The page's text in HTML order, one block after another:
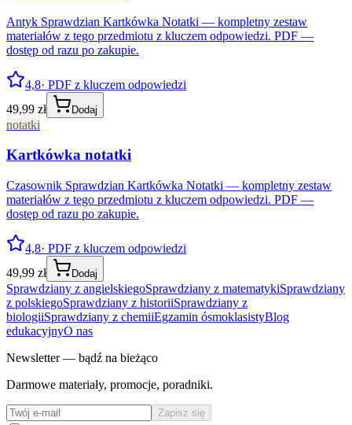
Antyk Sprawdzian Kartkówka Notatki — kompletny zestaw
materiałów z tego przedmiotu z kluczem odpowiedzi. PDF —
dostęp od razu po zakupie.
4,8· PDF z kluczem odpowiedzi
49,99 zł
Dodaj
notatki
Kartkówka notatki
Czasownik Sprawdzian Kartkówka Notatki — kompletny zestaw
materiałów z tego przedmiotu z kluczem odpowiedzi. PDF —
dostęp od razu po zakupie.
4,8· PDF z kluczem odpowiedzi
49,99 zł
Dodaj
Sprawdziany z angielskiegoSprawdziany z matematykiSprawdziany
z polskiegoSprawdziany z historiiSprawdziany z
biologiiSprawdziany z chemiiEgzamin ósmoklasistyBlog
edukacyjnyO nas
Newsletter — bądź na bieżąco
Darmowe materiały, promocje, poradniki.
Zapisz się